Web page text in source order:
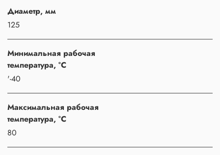
Диаметр, мм
125
Минимальная рабочая
температура, °C
'-40
Максимальная рабочая
температура, °C
80